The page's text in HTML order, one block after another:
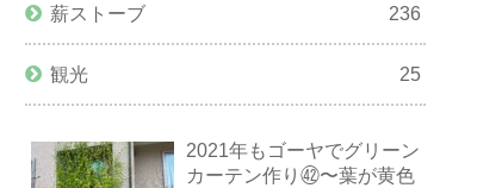
薪ストーブ 236
観光 25
2021年もゴーヤでグリーン
カーテン作り㊷〜葉が黄色